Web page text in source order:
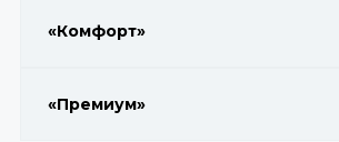
«Комфорт»
«Премиум»